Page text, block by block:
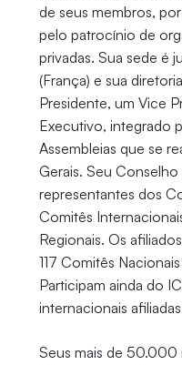
de seus membros,
pelo patrocínio de
privadas. Sua sede é
(França) e sua
Presidente, um Vice
Executivo, integrado
Assembleias que se
Gerais. Seu
representantes dos
Comitês
Regionais. Os
117 Comitês
Participam ainda do
internacionais
Seus mais de 50.000